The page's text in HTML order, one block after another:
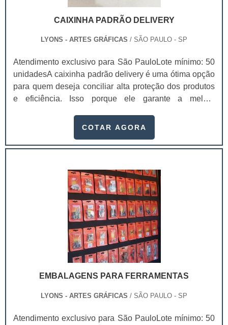
CAIXINHA PADRÃO DELIVERY
LYONS - ARTES GRÁFICAS / SÃO PAULO - SP
Atendimento exclusivo para São PauloLote mínimo: 50
unidadesA caixinha padrão delivery é uma ótima opção
para quem deseja conciliar alta proteção dos produtos
e eficiência. Isso porque ele garante a melhor
mantendo a temperatura, sua integridade e a qualidade,
embalagens são feitas com materiais recicláveis que
ambiente, já que não causam danos a na.
COTAR AGORA
EMBALAGENS PARA FERRAMENTAS
LYONS - ARTES GRÁFICAS / SÃO PAULO - SP
Atendimento exclusivo para São PauloLote mínimo: 50